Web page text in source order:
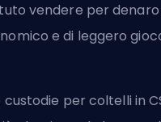
vendere per denaro
e di leggero
per coltelli in